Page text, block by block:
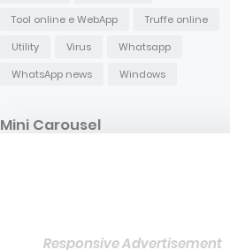
Tool online e WebApp
Truffe online
Utility
Virus
Whatsapp
WhatsApp news
Windows
Mini Carousel
Responsive Advertisement